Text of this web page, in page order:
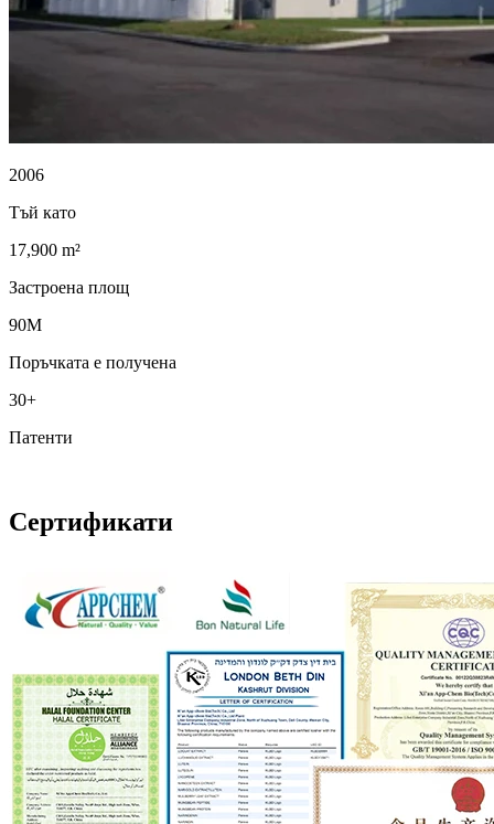
2006
Тъй като
17,900 m²
Застроена площ
90M
Поръчката е получена
30+
Патенти
Сертификати